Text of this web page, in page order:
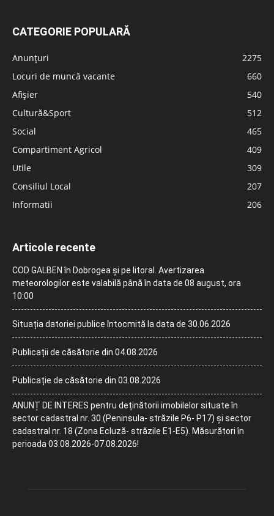
CATEGORIE POPULARĂ
Anunțuri
2275
Locuri de muncă vacante
660
Afișier
540
Cultură&Sport
512
Social
465
Compartiment Agricol
409
Utile
309
Consiliul Local
207
Informatii
206
Articole recente
COD GALBEN în Dobrogea și pe litoral. Avertizarea
meteorologilor este valabilă până în data de 08 august, ora
10:00
Situația datoriei publice întocmită la data de 30.06.2026
Publicații de căsătorie din 04.08.2026
Publicație de căsătorie din 03.08.2026
ANUNȚ DE INTERES pentru deținătorii imobilelor situate în
sector cadastral nr. 30 (Peninsula- străzile P6- P17) și sector
cadastral nr. 18 (Zona Ecluză- străzile E1-E5). Măsurători în
perioada 03.08.2026-07.08.2026!